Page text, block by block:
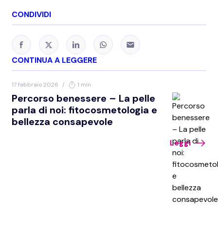
CONTINUA A LEGGERE
17 febbraio 2026 / 1 min
Percorso benessere – La pelle
parla di noi: fitocosmetologia e
bellezza consapevole
Leggi
CONDIVIDI